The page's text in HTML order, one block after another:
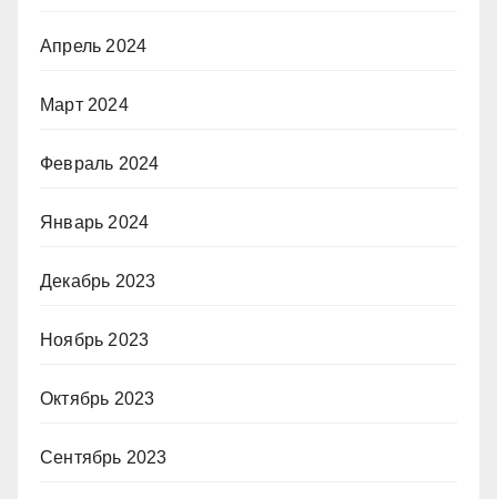
Апрель 2024
Март 2024
Февраль 2024
Январь 2024
Декабрь 2023
Ноябрь 2023
Октябрь 2023
Сентябрь 2023